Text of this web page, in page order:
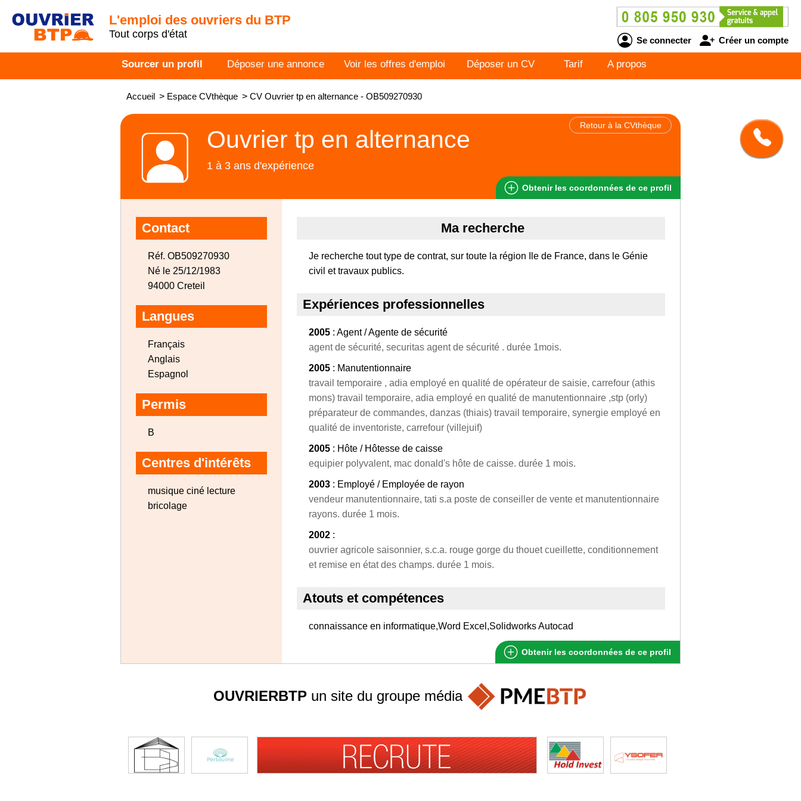
L'emploi des ouvriers du BTP
Tout corps d'état
Se connecter Créer un compte
Sourcer un profil Déposer une annonce Voir les offres d'emploi Déposer un CV Tarif A propos
Accueil > Espace CVthèque > CV Ouvrier tp en alternance - OB509270930
Retour à la CVthèque
Ouvrier tp en alternance
1 à 3 ans d'expérience
Obtenir les coordonnées de ce profil
Contact
Réf. OB509270930
Né le 25/12/1983
94000 Creteil
Langues
Français
Anglais
Espagnol
Permis
B
Centres d'intérêts
musique ciné lecture
bricolage
Ma recherche
Je recherche tout type de contrat, sur toute la région Ile de France, dans le Génie
civil et travaux publics.
Expériences professionnelles
2005 : Agent / Agente de sécurité
agent de sécurité, securitas agent de sécurité . durée 1mois.
2005 : Manutentionnaire
travail temporaire , adia employé en qualité de opérateur de saisie, carrefour (athis
mons) travail temporaire, adia employé en qualité de manutentionnaire ,stp (orly)
préparateur de commandes, danzas (thiais) travail temporaire, synergie employé en
qualité de inventoriste, carrefour (villejuif)
2005 : Hôte / Hôtesse de caisse
equipier polyvalent, mac donald's hôte de caisse. durée 1 mois.
2003 : Employé / Employée de rayon
vendeur manutentionnaire, tati s.a poste de conseiller de vente et manutentionnaire
rayons. durée 1 mois.
2002 :
ouvrier agricole saisonnier, s.c.a. rouge gorge du thouet cueillette, conditionnement
et remise en état des champs. durée 1 mois.
Atouts et compétences
connaissance en informatique,Word Excel,Solidworks Autocad
Obtenir les coordonnées de ce profil
OUVRIERBTP un site du groupe média